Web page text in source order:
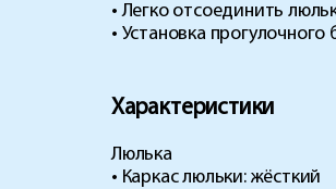
• Легко отсоединить
• Установка
Характеристики
Люлька
• Каркас люльки: жёсткий